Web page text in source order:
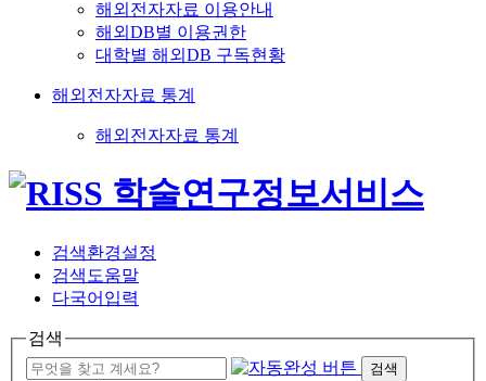
해외전자자료 이용안내
해외DB별 이용권한
대학별 해외DB 구독현황
해외전자자료 통계
해외전자자료 통계
검색환경설정
검색도움말
다국어입력
검색
검색